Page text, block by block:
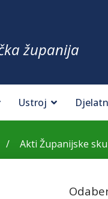
županija
Ustroj
Akti Županijske